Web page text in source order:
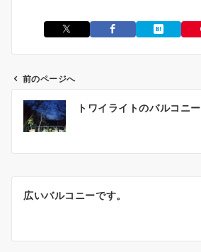
ビ
ン
前のページへ
トワイライトのバルコニー
広いバルコニーです。